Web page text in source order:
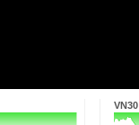
VN30